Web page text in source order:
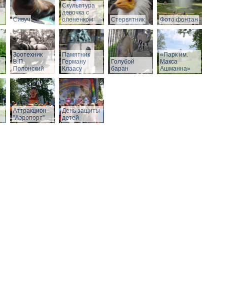
Сивуч
Скульптура
девочка с
олененком
Стервятник Фото фонтан
Зоотехник
В.П.
Полонский
Памятник
Герману
Клаасу
Голубой
баран
«Парк им.
Макса
Ашманна»
Аттракцион
"Аэропорт"
День защиты
детей